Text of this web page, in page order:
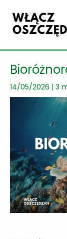
treści
14/05/2026 | 3